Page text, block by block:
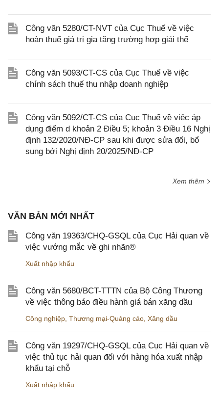
Công văn 5280/CT-NVT của Cục Thuế về việc
hoàn thuế giá trị gia tăng trường hợp giải thể
Công văn 5093/CT-CS của Cục Thuế về việc
chính sách thuế thu nhập doanh nghiệp
Công văn 5092/CT-CS của Cục Thuế về việc áp
dụng điểm d khoản 2 Điều 5; khoản 3 Điều 16 Nghị
định 132/2020/NĐ-CP sau khi được sửa đổi, bổ
sung bởi Nghị định 20/2025/NĐ-CP
Xem thêm
VĂN BẢN MỚI NHẤT
Công văn 19363/CHQ-GSQL của Cục Hải quan về
việc vướng mắc về ghi nhãn®
Xuất nhập khẩu
Công văn 5680/BCT-TTTN của Bộ Công Thương
về việc thông báo điều hành giá bán xăng dầu
Công nghiệp Thương mại-Quảng cáo Xăng dầu
Công văn 19297/CHQ-GSQL của Cục Hải quan về
việc thủ tục hải quan đối với hàng hóa xuất nhập
khẩu tại chỗ
Xuất nhập khẩu